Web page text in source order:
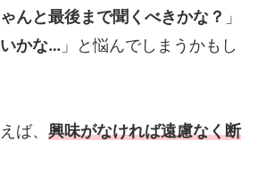
んと最後まで聞くべきかな？ 」
かな… 」と悩んでしまうかもし
ば、 興味がなければ遠慮なく断